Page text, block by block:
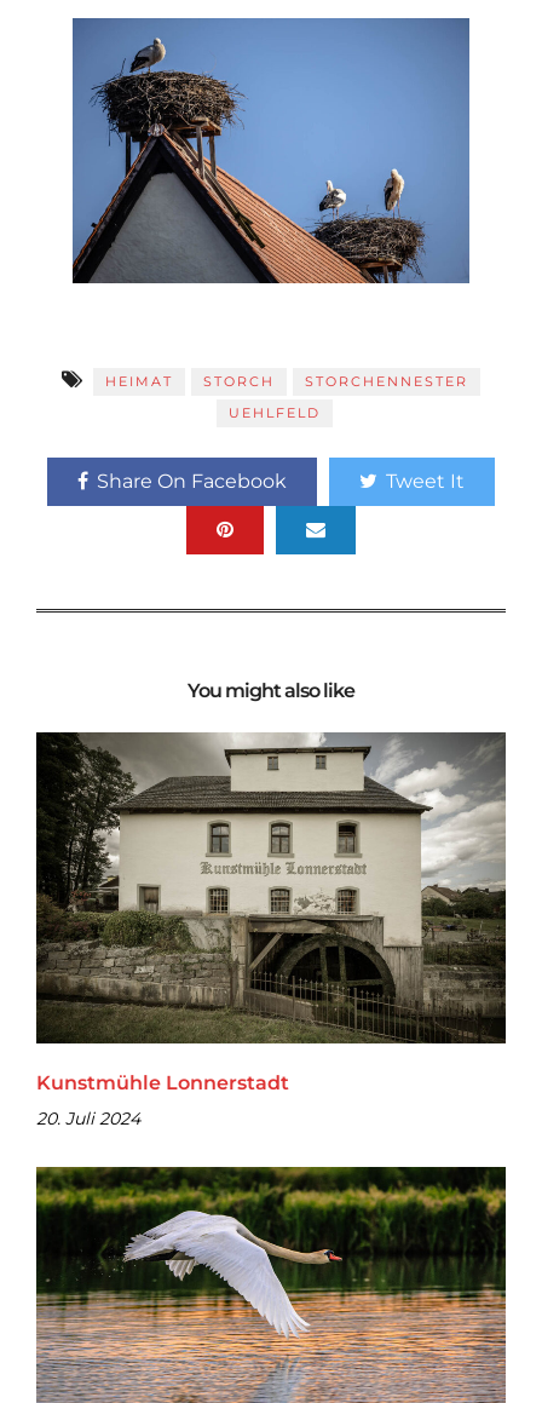
HEIMAT STORCH
STORCHENNESTER
UEHLFELD
Share On Facebook Tweet It
You might also like
Kunstmühle Lonnerstadt
20. Juli 2024